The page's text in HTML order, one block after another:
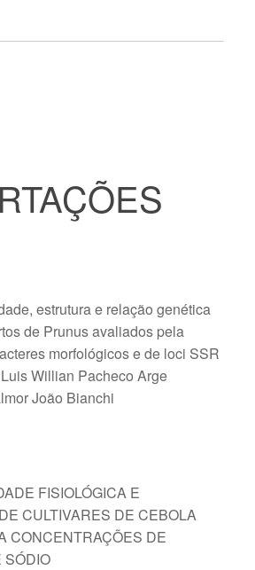
estrutura e relação genética
de Prunus avaliados pela
morfológicos e de loci SSR
Willian Pacheco Arge
João Bianchi
FISIOLÓGICA E
CULTIVARES DE CEBOLA
CONCENTRAÇÕES DE
SÓDIO